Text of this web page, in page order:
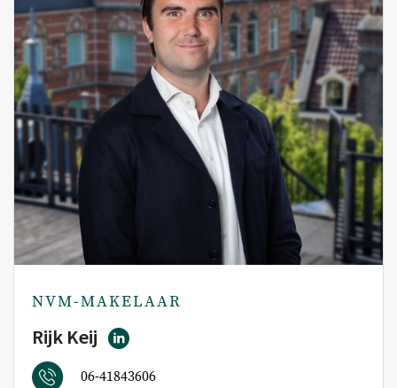
Huurders
FAQ
Onderhoud & meldingen
Huurdersportaal
Eigenarenportaal
Move.nl
Over ons
Over ons
NVM-MAKELAAR
Rijk Keij
06-41843606